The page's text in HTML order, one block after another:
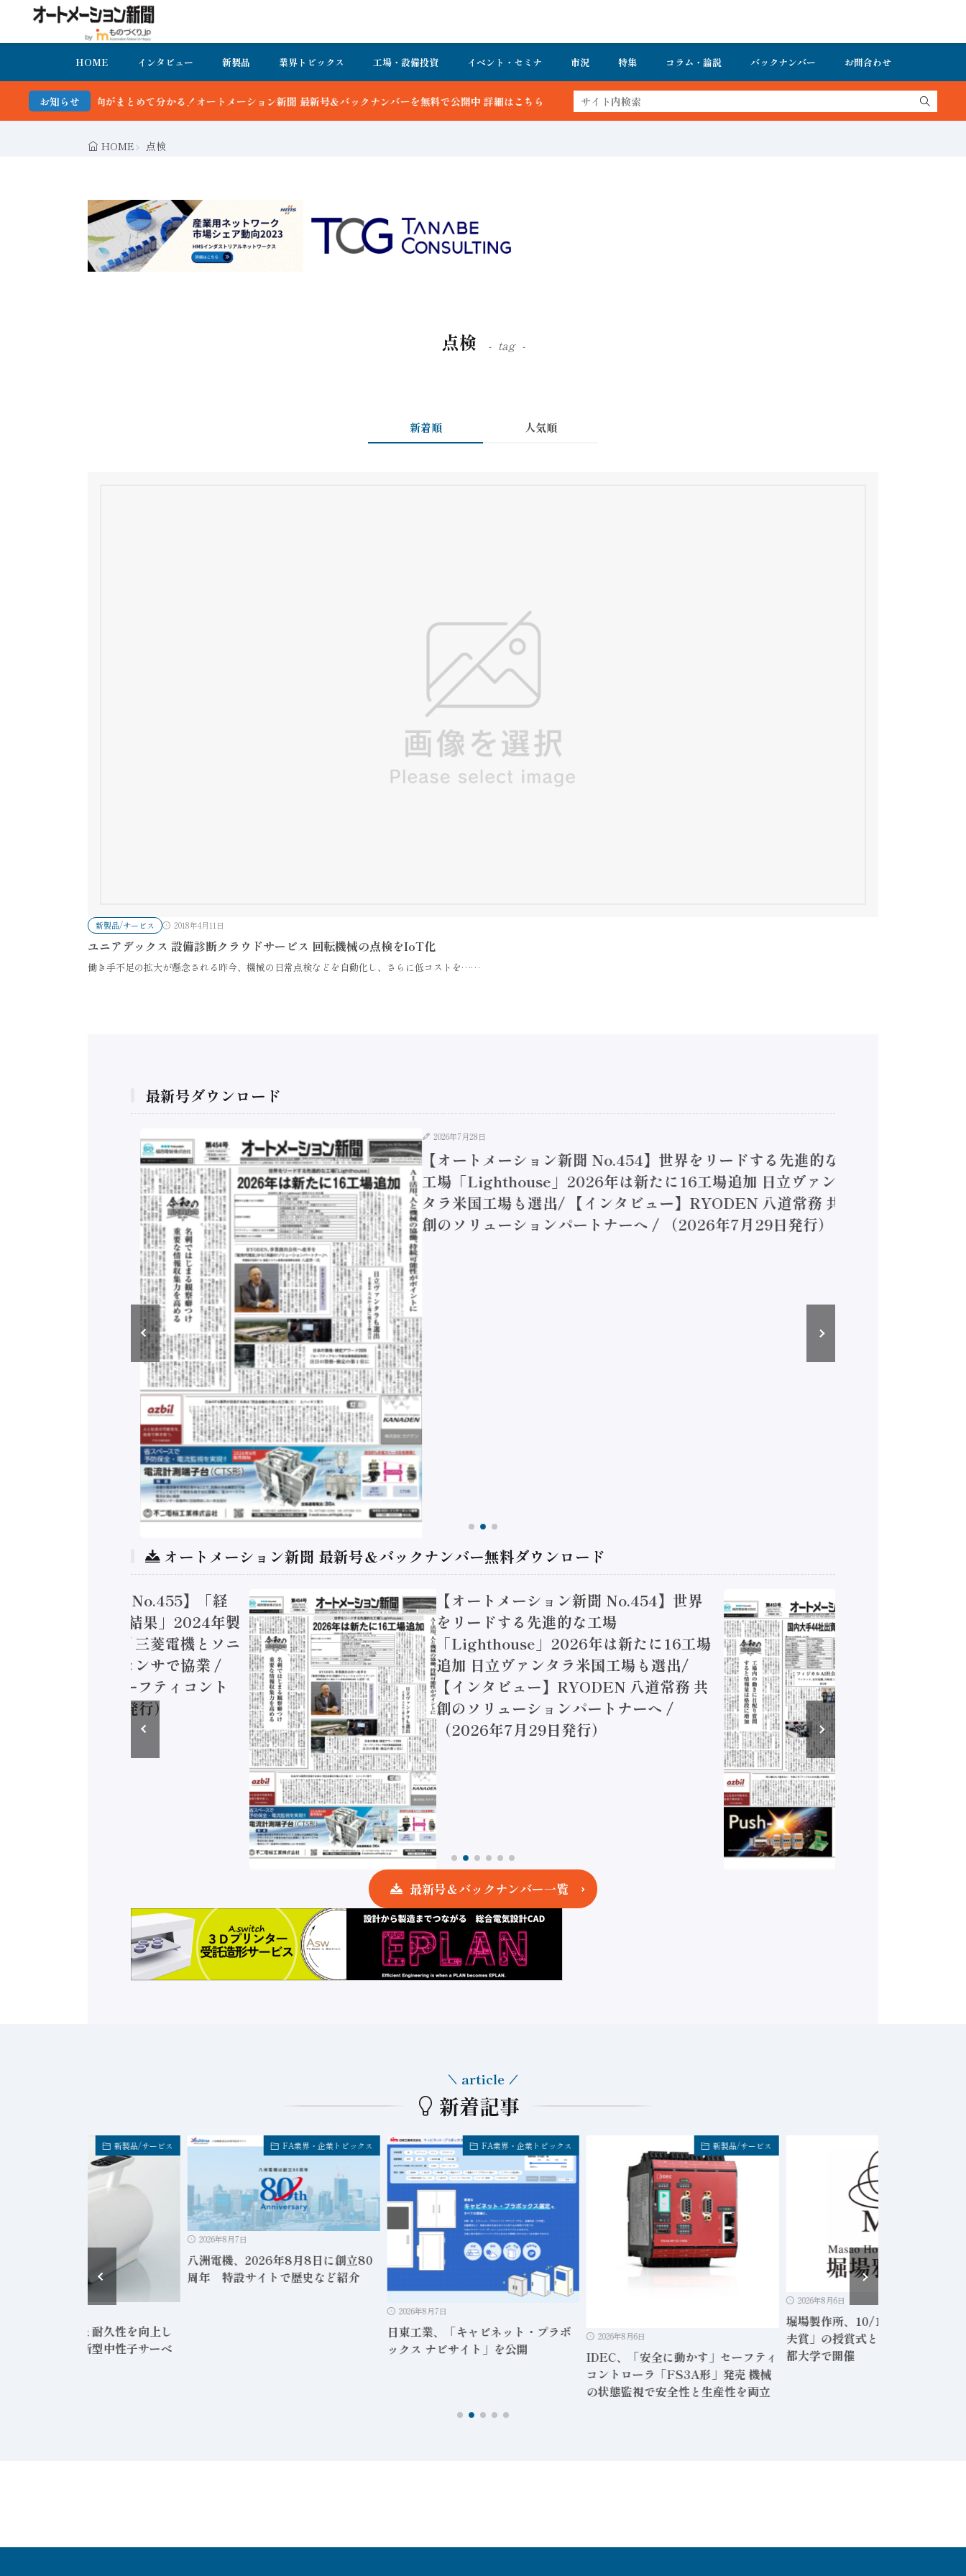
HOME インタビュー 新製品 業界トピックス 工場・設備投資 イベント・セミナ 市況 特集 コラム・論説 バックナンバー お問合わせ
お知らせ
がまとめて分かる！オートメーション新聞 最新号＆バックナンバーを無料で公開中 詳細はこちら
HOME 点検
点検 tag
新着順 人気順
新製品/サービス 2018年4月11日
ユニアデックス 設備診断クラウドサービス 回転機械の点検をIoT化
働き手不足の拡大が懸念される昨今、機械の日常点検などを自動化し、さらに低コストを……
最新号ダウンロード
2026年7月28日
【オートメーション新聞 No.454】世界をリードする先進的な
工場「Lighthouse」2026年は新たに16工場追加 日立ヴァン
タラ米国工場も選出/ 【インタビュー】RYODEN 八道常務 共
創のソリューションパートナーへ / （2026年7月29日発行）
オートメーション新聞 最新号＆バックナンバー無料ダウンロード
トメーション新聞 No.455】「経
実態調査二次集計結果」2024年製
加価値額86兆円 / 三菱電機とソニ
コン AIビジョンセンサで協業 /
安全に動かすセーフティコント
（2026年8月5日発行）
【オートメーション新聞 No.454】世界
をリードする先進的な工場
「Lighthouse」2026年は新たに16工場
追加 日立ヴァンタラ米国工場も選出/
【インタビュー】RYODEN 八道常務 共
創のソリューションパートナーへ /
（2026年7月29日発行）
最新号＆バックナンバー一覧
新着記事
article
新製品/サービス
電機、軽量化と耐久性を向上し
ローバル向け新型中性子サーベ
FA業界・企業トピックス
2026年8月7日
八洲電機、2026年8月8日に創立80
周年 特設サイトで歴史など紹介
FA業界・企業トピックス
2026年8月7日
日東工業、「キャビネット・プラボ
ックス ナビサイト」を公開
新製品/サービス
2026年8月6日
IDEC、「安全に動かす」セーフティ
コントローラ「FS3A形」発売 機械
の状態監視で安全性と生産性を両立
2026年8月6日
堀場製作所、10/15に「2026堀場
夫賞」の授賞式と記念セミナーを
都大学で開催